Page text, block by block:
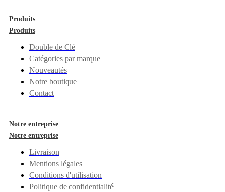
Produits
Produits
Double de Clé
Catégories par marque
Nouveautés
Notre boutique
Contact
Notre entreprise
Notre entreprise
Livraison
Mentions légales
Conditions d'utilisation
Politique de confidentialité